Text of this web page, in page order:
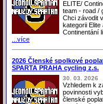
ELITE/
team - road /
Chci závodit v
kategorii Elite
Continentání
...více
2026 Členské spolkové
SPARTA PRAHA cycling z.s.
30. 03. 2026
Vzhledem k
povinnosti
členské